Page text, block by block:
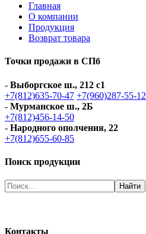
Главная
О компании
Продукция
Возврат товара
Точки продажи в СПб
- Выборгское ш., 212 с1
+7(812)635-70-47 +7(960)287-55-12
- Мурманское ш., 2Б
+7(812)456-14-50
- Народного ополчения, 22
+7(812)655-60-85
Поиск продукции
Контакты